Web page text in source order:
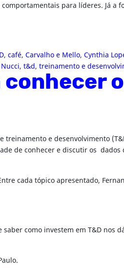
para líderes. Já a
, café, Carvalho e Mello, Cynthia
, t&d, treinamento e
treinamento e desenvolvimento
de conhecer e discutir os dados
cada tópico apresentado,
como investem em T&D nos